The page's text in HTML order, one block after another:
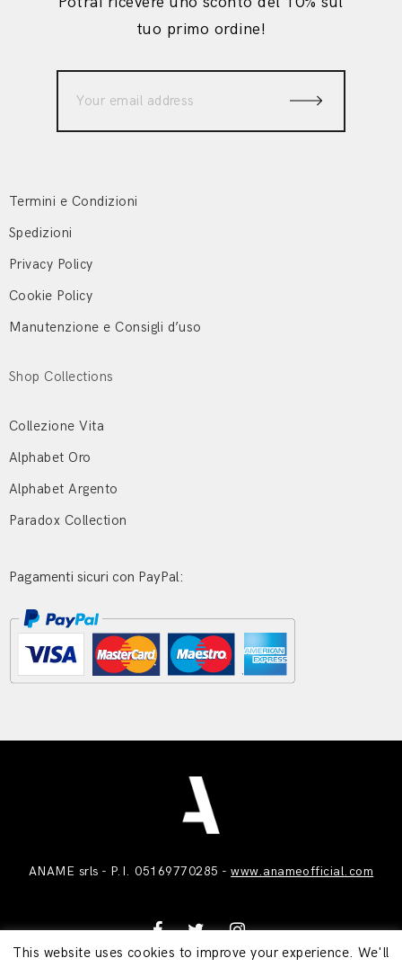
tuo primo ordine!
Termini e Condizioni
Spedizioni
Privacy Policy
Cookie Policy
Manutenzione e Consigli d’uso
Shop Collections
Collezione Vita
Alphabet Oro
Alphabet Argento
Paradox Collection
Pagamenti sicuri con PayPal:
ANAME srls - P.I. 05169770285 -www.anameofficial.com
This website uses cookies to improve your experience. We'll